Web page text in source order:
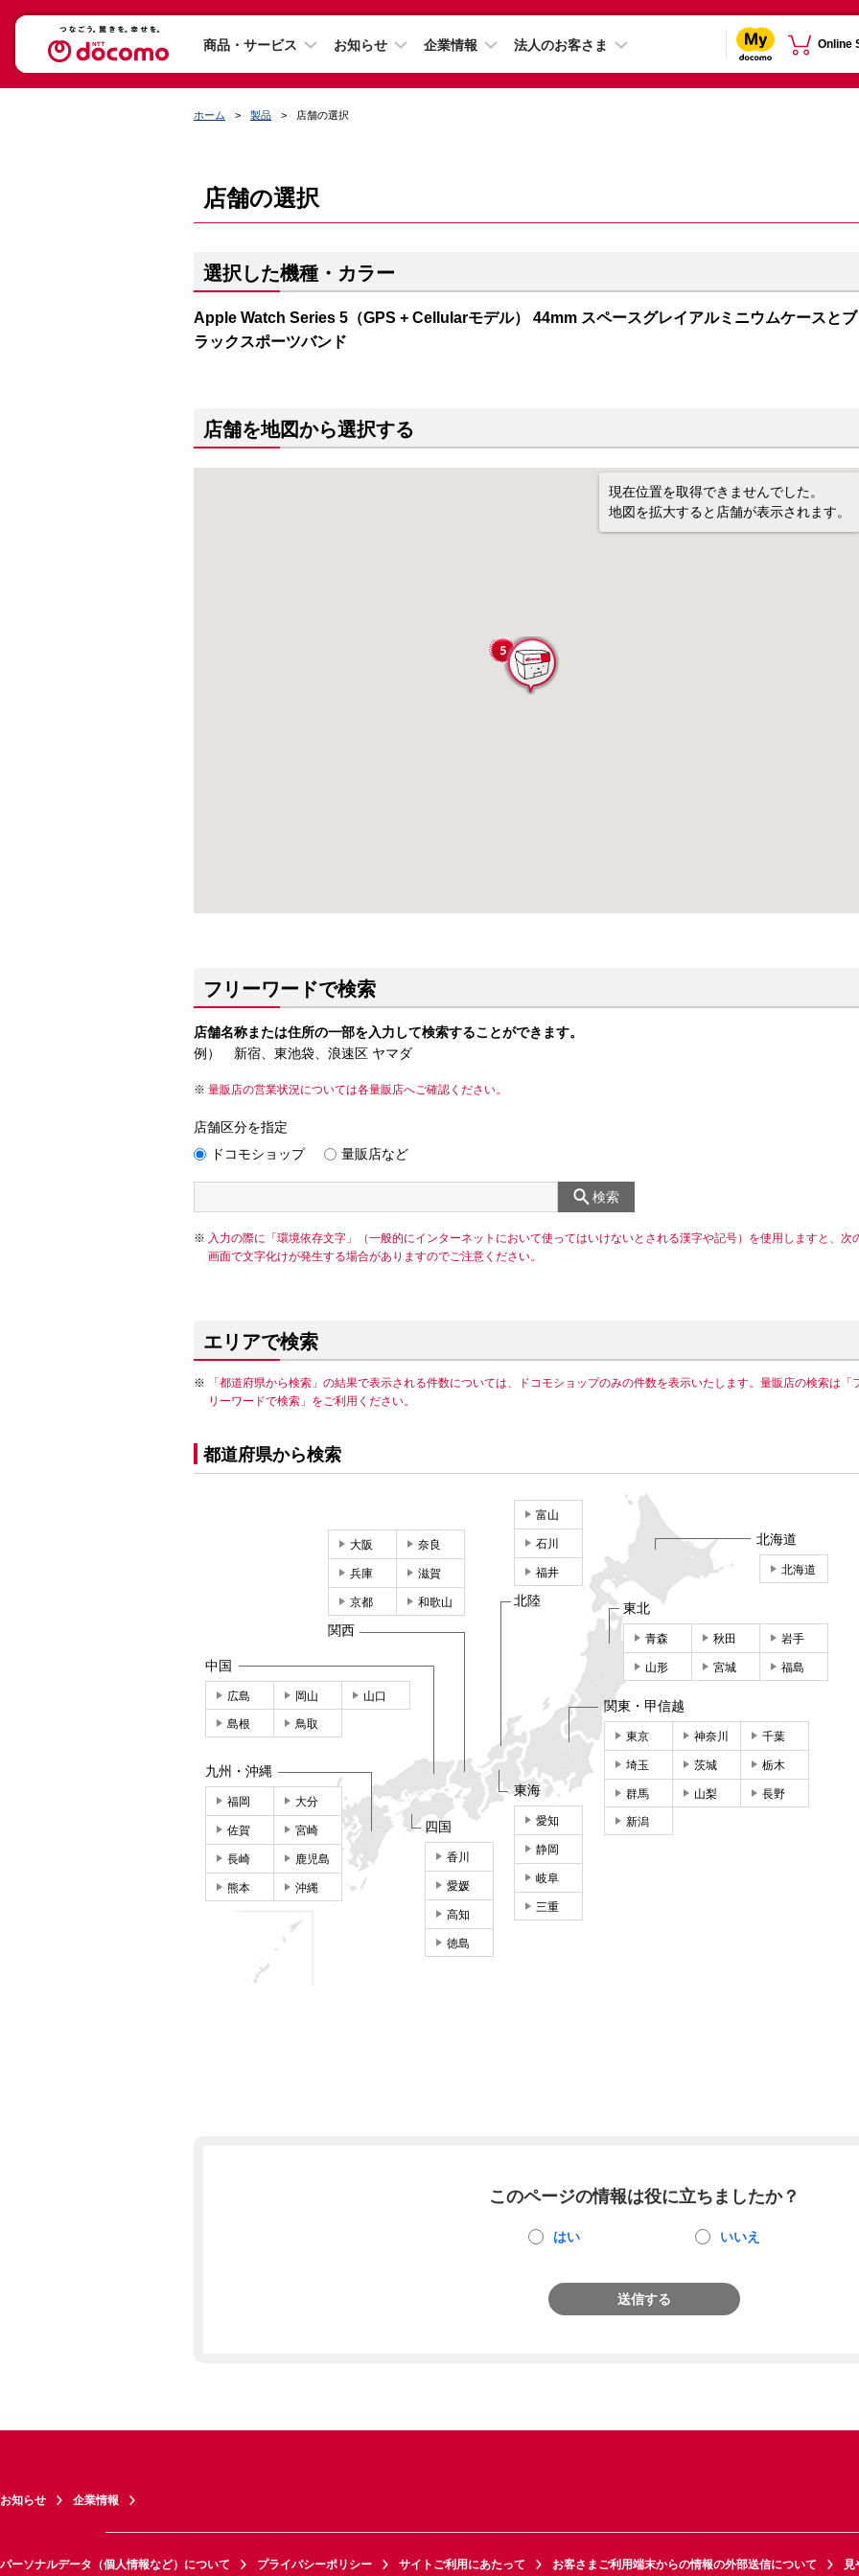
商品・サービス お知らせ 企業情報 法人のお客さま Online
ホーム 製品 店舗の選択
店舗の選択
選択した機種・カラー
Apple Watch Series 5（GPS + Cellularモデル） 44mm スペースグレイアルミニウムケースとブ
ラックスポーツバンド
店舗を地図から選択する
現在位置を取得できませんでした。
地図を拡大すると店舗が表示されます。
フリーワードで検索
店舗名称または住所の一部を入力して検索することができます。
例） 新宿、東池袋、浪速区 ヤマダ
量販店の営業状況については各量販店へご確認ください。
店舗区分を指定
ドコモショップ
量販店など
検索
入力の際に「環境依存文字」（一般的にインターネットにおいて使ってはいけないとされる漢字や記号）を使用しますと、次
画面で文字化けが発生する場合がありますのでご注意ください。
エリアで検索
「都道府県から検索」の結果で表示される件数については、ドコモショップのみの件数を表示いたします。量販店の検索は「
リーワードで検索」をご利用ください。
都道府県から検索
北海道
北海道
東北
青森 秋田 岩手
山形 宮城 福島
関東・甲信越
東京 神奈川 千葉
埼玉 茨城 栃木
群馬 山梨 長野
新潟
東海
愛知
静岡
岐阜
三重
富山
石川
福井
北陸
大阪 奈良
兵庫 滋賀
京都 和歌山
関西
中国
広島 岡山 山口
島根 鳥取
四国
香川
愛媛
高知
徳島
九州・沖縄
福岡 大分
佐賀 宮崎
長崎 鹿児島
熊本 沖縄
このページの情報は役に立ちましたか？
はい いいえ
送信する
お知らせ 企業情報
パーソナルデータ（個人情報など）について プライバシーポリシー サイトご利用にあたって お客さまご利用端末からの情報の外部送信について 見